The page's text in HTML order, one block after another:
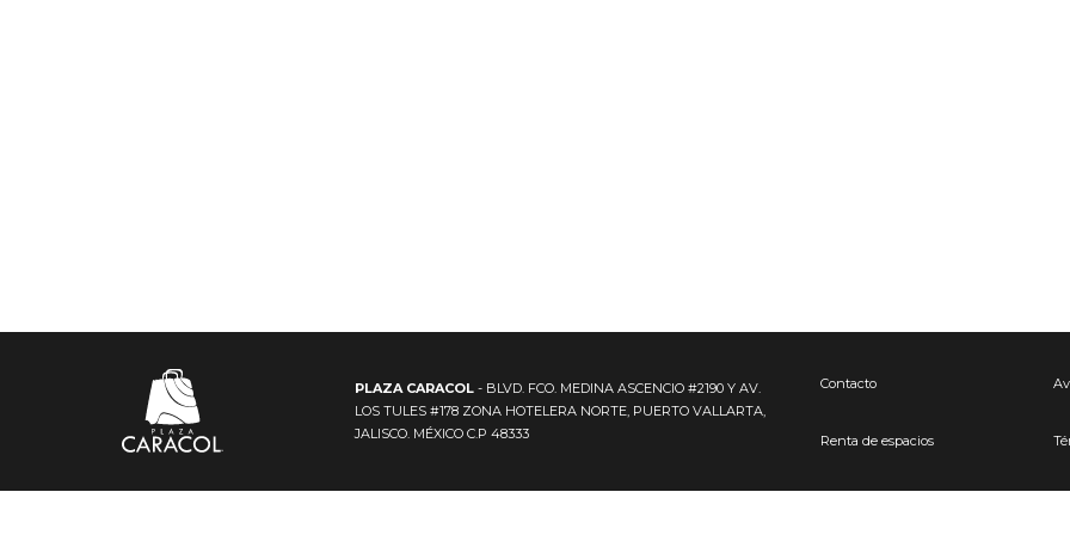
PLAZA CARACOL - BLVD. FCO. MEDINA ASCENCIO #2190 Y AV.
LOS TULES #178 ZONA HOTELERA NORTE, PUERTO VALLARTA,
JALISCO. MÉXICO C.P 48333
Contacto
Renta de espacios